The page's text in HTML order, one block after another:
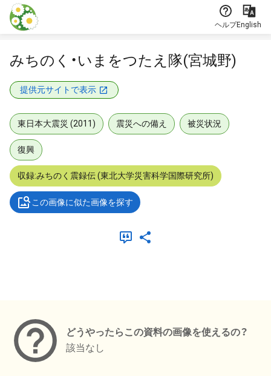
本文に飛ぶ
ヘルプEnglish
みちのく・いまをつたえ隊(宮城野)
提供元サイトで表示
東日本大震災 (2011) 震災への備え 被災状況
復興
収録:みちのく震録伝 (東北大学災害科学国際研究所)
この画像に似た画像を探す
どうやったらこの資料の画像を使えるの？
該当なし